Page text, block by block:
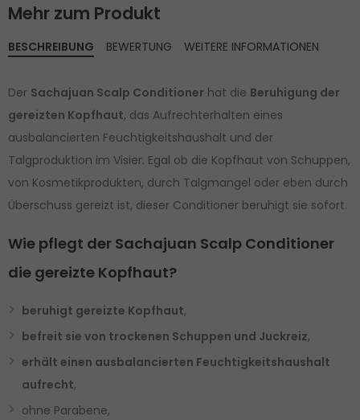
Mehr zum Produkt
BESCHREIBUNG
Der Sachajuan Scalp Conditioner hat die Beruhigung der
gereizten Kopfhaut, das Aufrechterhalten eines
ausbalancierten Feuchtigkeitshaushalt und der
Talgproduktion im Visier. Egal ob die Kopfhaut von Schuppen,
von Kosmetikprodukten, durch Talgmangel oder eben durch
Überschuss gereizt ist, dieser Conditioner beruhigt sie sofort.
Wie pflegt der Sachajuan Scalp Conditioner
die gereizte Kopfhaut?
beruhigt gereizte Kopfhaut,
befreit sie von trockenen Schuppen und Juckreiz,
erhält einen ausbalancierten Feuchtigkeitshaushalt
aufrecht,
ohne Parabene,
BEWERTUNG WEITERE INFORMATIONEN